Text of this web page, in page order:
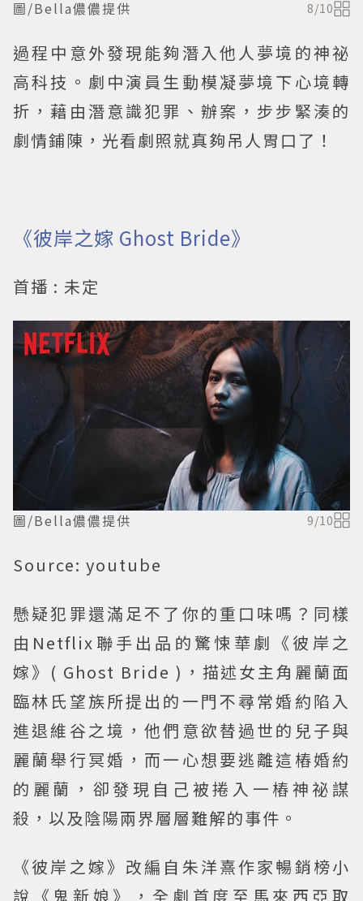
圖/Bella儂儂提供 8/10
過程中意外發現能夠潛入他人夢境的神祕
高科技。劇中演員生動模凝夢境下心境轉
折，藉由潛意識犯罪、辦案，步步緊湊的
劇情鋪陳，光看劇照就真夠吊人胃口了！
《彼岸之嫁 Ghost Bride》
首播 : 未定
圖/Bella儂儂提供 9/10
Source: youtube
懸疑犯罪還滿足不了你的重口味嗎？同樣
由Netflix聯手出品的驚悚華劇《彼岸之
嫁》( Ghost Bride )，描述女主角麗蘭面
臨林氏望族所提出的一門不尋常婚約陷入
進退維谷之境，他們意欲替過世的兒子與
麗蘭舉行冥婚，而一心想要逃離這樁婚約
的麗蘭，卻發現自己被捲入一樁神祕謀
殺，以及陰陽兩界層層難解的事件。
《彼岸之嫁》改編自朱洋熹作家暢銷榜小
說《鬼新娘》，全劇首度至馬來西亞取